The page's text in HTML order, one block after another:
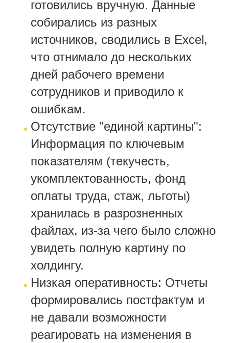
готовились вручную. Данные
собирались из разных
источников, сводились в Excel,
что отнимало до нескольких
дней рабочего времени
сотрудников и приводило к
ошибкам.
Отсутствие "единой картины":
Информация по ключевым
показателям (текучесть,
укомплектованность, фонд
оплаты труда, стаж, льготы)
хранилась в разрозненных
файлах, из-за чего было сложно
увидеть полную картину по
холдингу.
Низкая оперативность: Отчеты
формировались постфактум и
не давали возможности
реагировать на изменения в